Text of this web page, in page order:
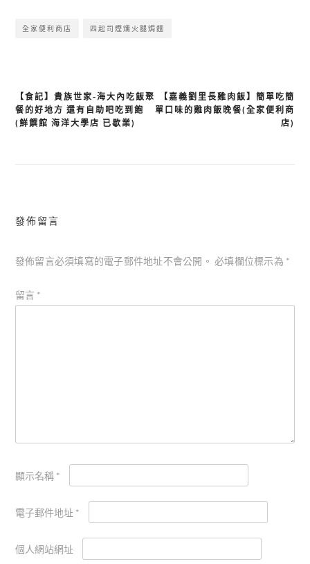
全家便利商店 四起司煙燻火腿焗麵
文
章
【食記】貴族世家-海大內吃飯聚
餐的好地方 還有自助吧吃到飽
(鮮饌館 海洋大學店 已歇業)
【嘉義劉里長雞肉飯】簡單吃簡
單口味的雞肉飯晚餐(全家便利商
店)
發佈留言
發佈留言必須填寫的電子郵件地址不會公開。 必填欄位標示為 *
留言 *
顯示名稱 *
電子郵件地址 *
個人網站網址